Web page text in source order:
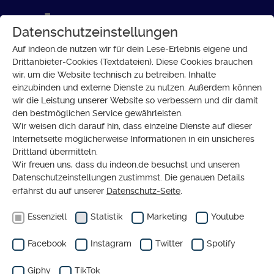
TWITTER &
FACEBOOK
Trumps
gesperrte
Profile:
Dürfen
Konzerne
Macht
haben?
Datenschutzeinstellungen
Auf indeon.de nutzen wir für dein Lese-Erlebnis eigene und
Drittanbieter-Cookies (Textdateien). Diese Cookies brauchen
wir, um die Website technisch zu betreiben, Inhalte
einzubinden und externe Dienste zu nutzen. Außerdem können
wir die Leistung unserer Website so verbessern und dir damit
den bestmöglichen Service gewährleisten.
Wir weisen dich darauf hin, dass einzelne Dienste auf dieser
Internetseite möglicherweise Informationen in ein unsicheres
Drittland übermitteln.
Wir freuen uns, dass du indeon.de besuchst und unseren
Datenschutzeinstellungen zustimmst. Die genauen Details
erfährst du auf unserer Datenschutz-Seite
Essenziell Statistik Marketing Youtube
Facebook Instagram Twitter Spotify
Giphy TikTok